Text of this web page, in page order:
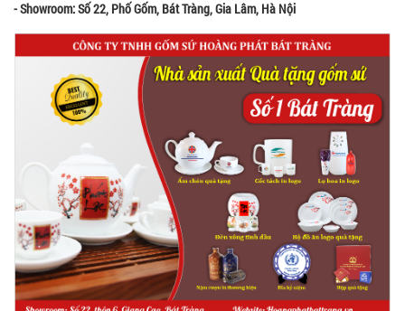
- Showroom: Số 22, Phố Gốm, Bát Tràng, Gia Lâm, Hà Nội